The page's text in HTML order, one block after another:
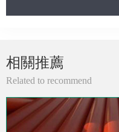
相關推薦
Related to recommend